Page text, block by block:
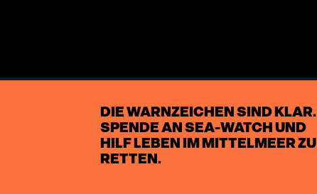
DIE WARNZEICHEN SIND KLAR.
SPENDE AN SEA-WATCH UND
HILF LEBEN IM MITTELMEER ZU
RETTEN.